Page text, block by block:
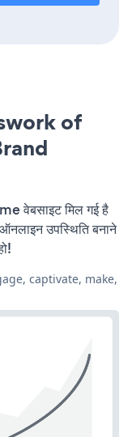
of
वेबसाइट मिल गई है
उपस्थिति बनाने
captivate, make,